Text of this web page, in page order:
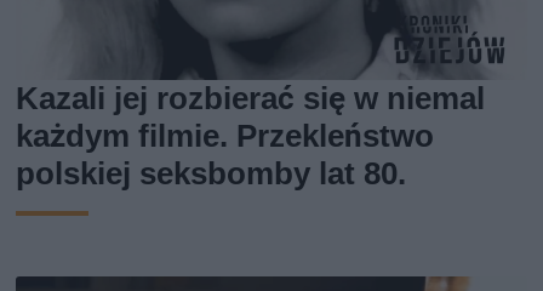
Kazali jej rozbierać się w niemal
każdym filmie. Przekleństwo
polskiej seksbomby lat 80.